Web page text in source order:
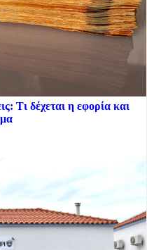
Τι δέχεται η εφορία και